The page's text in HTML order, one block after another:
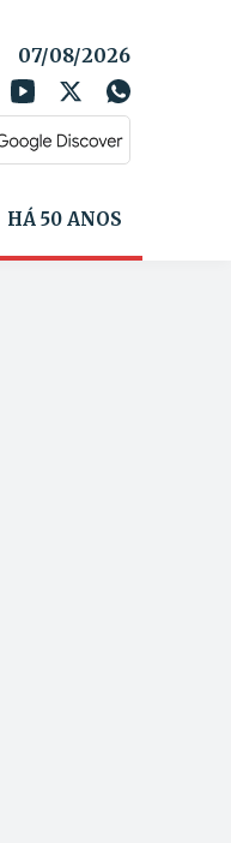
07/08/2026
HÁ 50 ANOS